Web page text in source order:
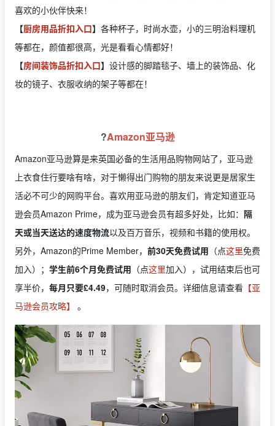
喜欢的小伙伴快来！
【厨房用品折扣入口】 各种杯子，时尚水壶，小的三明治料理机
等都在，颜值都很高，光是看看心情都好！
【房间装饰品折扣入口】 设计感的脚踏毯子、墙上的装饰品、化
妆的镜子、衣服收纳的架子等都在！
?Amazon亚马逊
Amazon亚马逊算是来英国必备的生活用品购物网站了，亚马逊
上衣食住行要啥有啥，对于懒得出门购物的朋友来说更是居家生
活必不可少的网购平台。喜欢用亚马逊的朋友们，肯定知道亚马
逊会员Amazon Prime，成为亚马逊会员有超多好处，比如： 隔
天或当天送达的速度物流以及百万音乐，视频和书籍的使用权。
另外，Amazon的Prime Member， 前30天免费试用 （点这里免费
加入）； 学生前6个月免费试用 （点这里加入），试用结束后也可
享半价， 每月只要£4.49，可随时取消会员。详细信息请查看 【亚
马逊会员攻略】
。